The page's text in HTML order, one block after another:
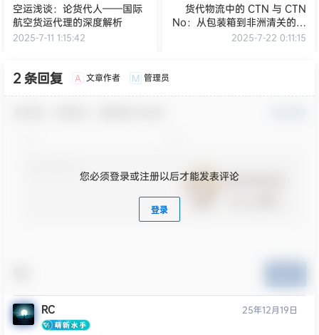
空运浅谈：论货代人——国际
航空货运代理的深度解析
2025-7-11 1:15:42
货代物流中的 CTN 与 CTN
No：从包装箱到非洲清关的全
面解析
2025-7-22 0:11:15
2 条回复 A 文章作者 M 管理员
您必须登录或注册以后才能发表评论
登录
RC 25年12月19日